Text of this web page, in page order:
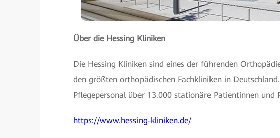
Über die Hessing Kliniken
Die Hessing Kliniken sind eines der führenden
den größten orthopädischen Fachkliniken in
Pflegepersonal über 13.000 stationäre Patientinnen und
https://www.hessing-kliniken.de/